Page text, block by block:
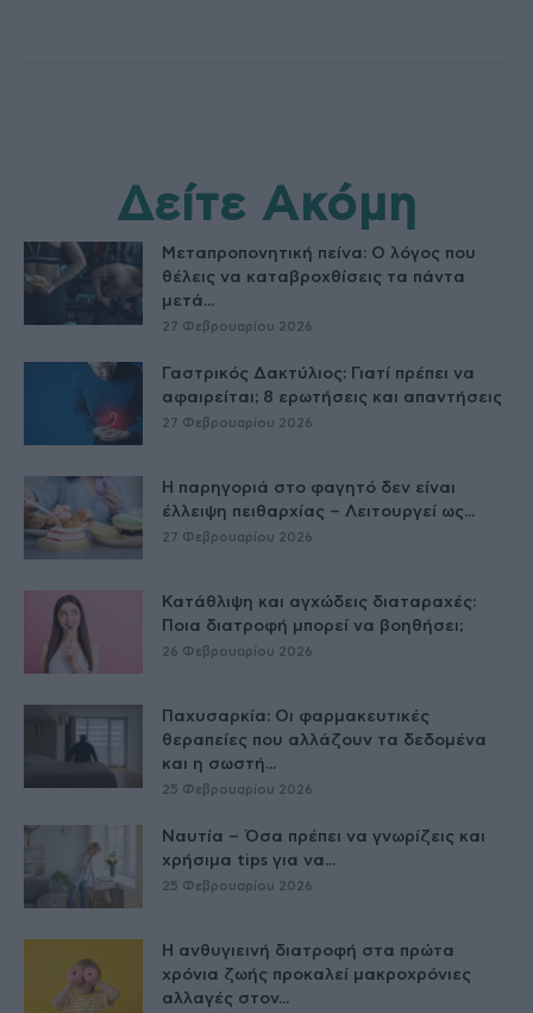
Δείτε Ακόμη
Μεταπροπονητική πείνα: Ο λόγος που
θέλεις να καταβροχθίσεις τα πάντα
μετά...
27 Φεβρουαρίου 2026
Γαστρικός Δακτύλιος: Γιατί πρέπει να
αφαιρείται; 8 ερωτήσεις και απαντήσεις
27 Φεβρουαρίου 2026
Η παρηγοριά στο φαγητό δεν είναι
έλλειψη πειθαρχίας – Λειτουργεί ως...
27 Φεβρουαρίου 2026
Κατάθλιψη και αγχώδεις διαταραχές:
Ποια διατροφή μπορεί να βοηθήσει;
26 Φεβρουαρίου 2026
Παχυσαρκία: Οι φαρμακευτικές
θεραπείες που αλλάζουν τα δεδομένα
και η σωστή...
25 Φεβρουαρίου 2026
Ναυτία – Όσα πρέπει να γνωρίζεις και
χρήσιμα tips για να...
25 Φεβρουαρίου 2026
Η ανθυγιεινή διατροφή στα πρώτα
χρόνια ζωής προκαλεί μακροχρόνιες
αλλαγές στον...